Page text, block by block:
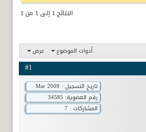
النتائج 1 إلى 1 من 1
أدوات الموضوع عرض
#1
تاريخ التسجيل : Mar 2009
رقم العضوية:
المشاركات : 7